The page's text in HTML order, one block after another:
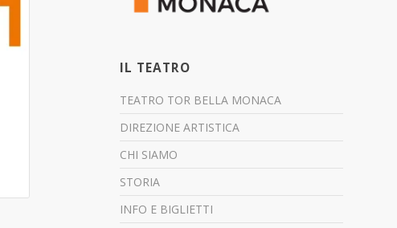
IL TEATRO
TEATRO TOR BELLA MONACA
DIREZIONE ARTISTICA
CHI SIAMO
STORIA
INFO E BIGLIETTI